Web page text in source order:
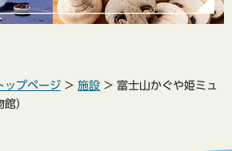
ップページ > 施設 > 富士山かぐや姫ミュ
）